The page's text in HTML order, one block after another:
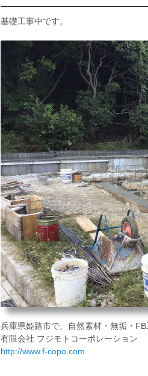
ン
基礎工事中です。
兵庫県姫路市で、自然素材・無垢・
有限会社 フジモトコーポレーション
http://www.f-copo.com